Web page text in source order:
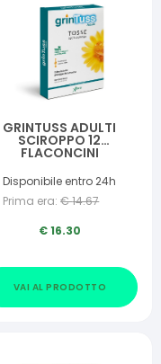
GRINTUSS ADULTI
SCIROPPO 12
FLACONCINI
Disponibile entro 24h
Prima era: €14.67
€16.30
VAI AL PRODOTTO